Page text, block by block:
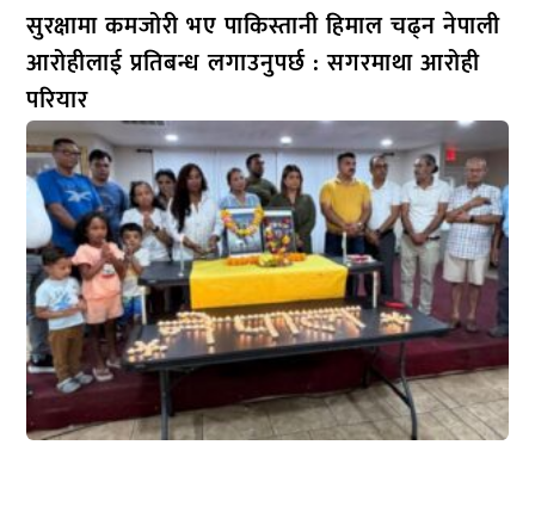
सुरक्षामा कमजोरी भए पाकिस्तानी हिमाल चढ्न नेपाली
आरोहीलाई प्रतिबन्ध लगाउनुपर्छ : सगरमाथा आरोही
परियार